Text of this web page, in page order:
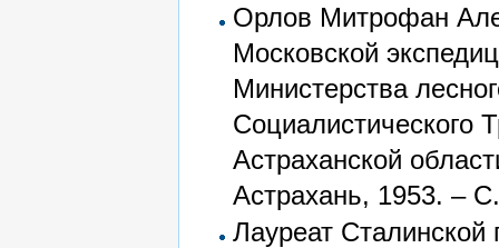
Орлов Митрофан
Московской
Министерства
Социалистического
Астраханской
Астрахань, 1953. –
Лауреат Сталинской